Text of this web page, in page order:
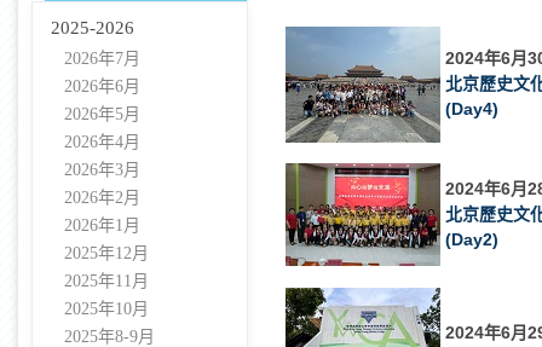
2025-2026
2026年7月
2026年6月
2026年5月
2026年4月
2026年3月
2026年2月
2026年1月
2025年12月
2025年11月
2025年10月
2025年8-9月
2024年6月
北京歷史文
(Day4)
2024年6月
北京歷史文
(Day2)
2024年6月